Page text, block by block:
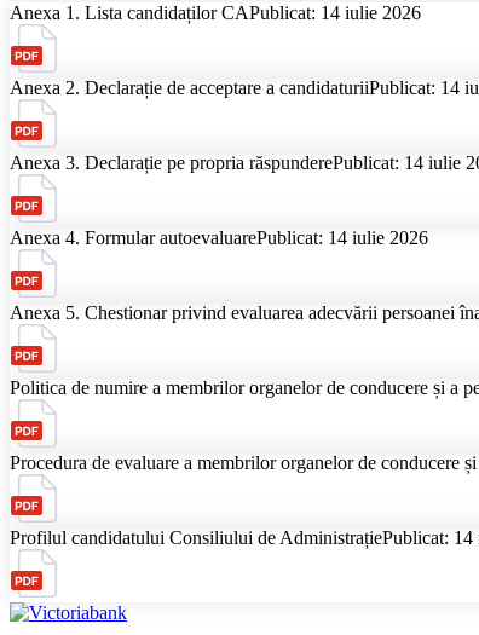
Anexa 1. Lista candidaților CAPublicat: 14 iulie 2026
Anexa 2. Declarație de acceptare a candidaturiiPublicat: 14
Anexa 3. Declarație pe propria răspunderePublicat: 14 iulie
Anexa 4. Formular autoevaluarePublicat: 14 iulie 2026
Anexa 5. Chestionar privind evaluarea adecvării persoanei
Politica de numire a membrilor organelor de conducere și a
Procedura de evaluare a membrilor organelor de conducere
Profilul candidatului Consiliului de AdministrațiePublicat: 14